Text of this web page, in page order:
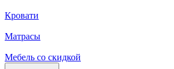
Кровати
Матрасы
Мебель со скидкой